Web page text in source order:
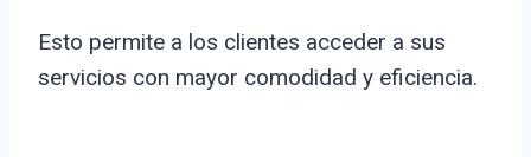
Esto permite a los clientes acceder a sus
servicios con mayor comodidad y eficiencia.